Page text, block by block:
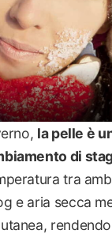
la pelle è
di
tra
e aria secca